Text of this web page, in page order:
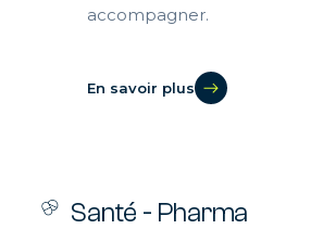
accompagner.
En savoir plus
Santé - Pharma